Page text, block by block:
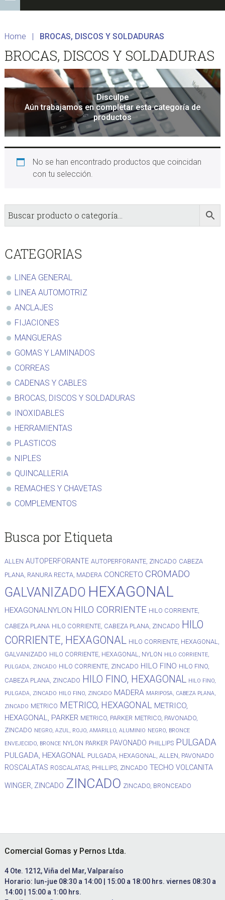
Home BROCAS, DISCOS Y SOLDADURAS
BROCAS, DISCOS Y SOLDADURAS
Disculpe
Aún trabajamos en completar esta categoría de
productos
No se han encontrado productos que coincidan
con tu selección.
sidebar
Store
Sidebar
CATEGORIAS
LINEA GENERAL
LINEA AUTOMOTRIZ
ANCLAJES
FIJACIONES
MANGUERAS
GOMAS Y LAMINADOS
CORREAS
CADENAS Y CABLES
BROCAS, DISCOS Y SOLDADURAS
INOXIDABLES
HERRAMIENTAS
PLASTICOS
NIPLES
QUINCALLERIA
REMACHES Y CHAVETAS
COMPLEMENTOS
Busca por Etiqueta
ALLEN AUTOPERFORANTE AUTOPERFORANTE, ZINCADO CABEZA
PLANA, RANURA RECTA, MADERA CONCRETO CROMADO
GALVANIZADO HEXAGONAL
HEXAGONALNYLON HILO CORRIENTE HILO CORRIENTE,
CABEZA PLANA HILO CORRIENTE, CABEZA PLANA, ZINCADO HILO
CORRIENTE, HEXAGONAL
HILO CORRIENTE, HEXAGONAL,
GALVANIZADO HILO CORRIENTE, HEXAGONAL, NYLON HILO CORRIENTE,
PULGADA, ZINCADO HILO CORRIENTE, ZINCADO HILO FINO HILO FINO,
CABEZA PLANA, ZINCADO HILO FINO, HEXAGONAL
HILO FINO,
PULGADA, ZINCADO HILO FINO, ZINCADO MADERA MARIPOSA, CABEZA PLANA,
ZINCADO METRICO METRICO, HEXAGONAL
METRICO,
HEXAGONAL, PARKER METRICO, PARKER METRICO, PAVONADO,
ZINCADO NEGRO, AZUL, ROJO, AMARILLO, ALUMINIO NEGRO, BRONCE
ENVEJECIDO, BRONCE NYLON PARKER PAVONADO PHILLIPS PULGADA
PULGADA, HEXAGONAL PULGADA, HEXAGONAL, ALLEN, PAVONADO
ROSCALATAS ROSCALATAS, PHILLIPS, ZINCADO TECHO VOLCANITA
WINGER, ZINCADO ZINCADO ZINCADO, BRONCEADO
Footer
Comercial Gomas y Pernos Ltda.
4 Ote. 1212, Viña del Mar, Valparaíso
Horario: lun-jue 08:30 a 14:00 | 15:00 a 18:00 hrs. viernes 08:30 a
14:00 | 15:00 a 1:00 hrs.